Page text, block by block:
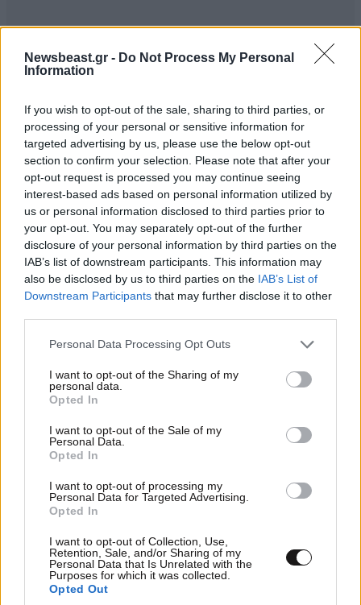
Newsbeast.gr - Do Not Process My Personal
Information
If you wish to opt-out of the sale, sharing to third parties, or
processing of your personal or sensitive information for
targeted advertising by us, please use the below opt-out
section to confirm your selection. Please note that after your
opt-out request is processed you may continue seeing
interest-based ads based on personal information utilized by
us or personal information disclosed to third parties prior to
your opt-out. You may separately opt-out of the further
disclosure of your personal information by third parties on the
IAB’s list of downstream participants. This information may
also be disclosed by us to third parties on the IAB’s List of
Downstream Participants that may further disclose it to other
Please note that this website/app uses one or more Google
not limited to your visit or usage behaviour. You may click to
grant or deny consent to Google and its third-party tags to
use your data for below specified purposes in below Google
consent section.
Personal Data Processing Opt Outs
I want to opt-out of the Sharing of my
personal data.
Opted In
I want to opt-out of the Sale of my
Personal Data.
Opted In
I want to opt-out of processing my
Personal Data for Targeted Advertising.
Opted In
I want to opt-out of Collection, Use,
Retention, Sale, and/or Sharing of my
Personal Data that Is Unrelated with the
Purposes for which it was collected.
Opted Out
Η λίστα 09·06·2026 05:48
Είναι για τα πανηγύρια! Το Τόκιο είναι μακράν η
καλύτερη πόλη για φαγητό στο κόσμο! Ακολουθούν
TRENDING